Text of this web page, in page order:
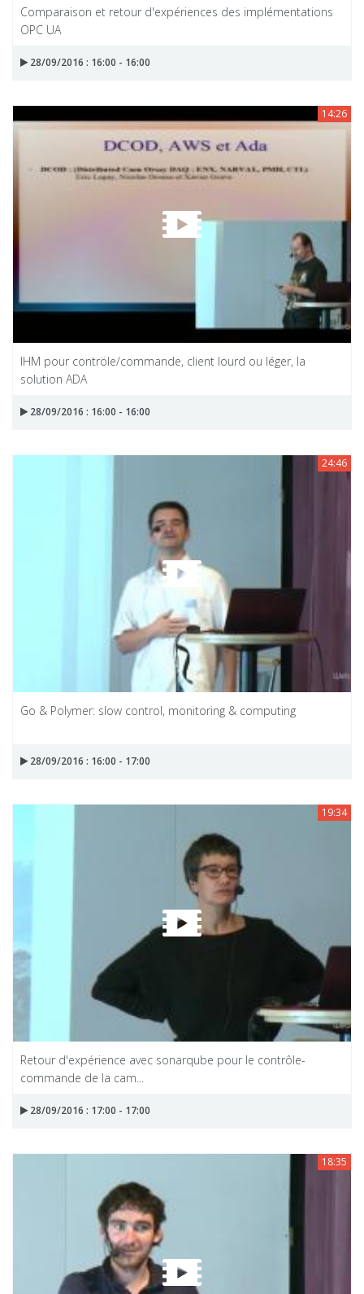
Comparaison et retour d'expériences des implémentations
OPC UA
28/09/2016 : 16:00 - 16:00
14:26
IHM pour contröle/commande, client lourd ou léger, la
solution ADA
28/09/2016 : 16:00 - 16:00
24:46
Go & Polymer: slow control, monitoring & computing
28/09/2016 : 16:00 - 17:00
19:34
Retour d'expérience avec sonarqube pour le contrôle-
commande de la cam...
28/09/2016 : 17:00 - 17:00
18:35